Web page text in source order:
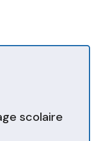
scolaire